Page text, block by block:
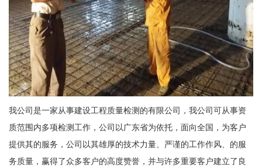
我公司是一家从事建设工程质量检测的有限公司，我公司可从事资
质范围内多项检测工作，公司以广东省为依托，面向全国，为客户
提供其的服务，公司以其雄厚的技术力量、严谨的工作作风、的服
务质量，赢得了众多客户的高度赞誉，并与许多重要客户建立了良